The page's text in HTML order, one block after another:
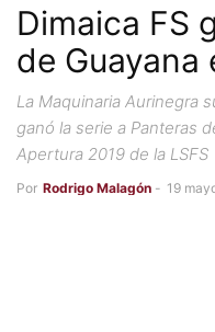
Dimaica FS
de
La Maquinaria Aurinegra
ganó la serie a Panteras
Apertura 2019 de la LSFS
Por Rodrigo Malagón - 19